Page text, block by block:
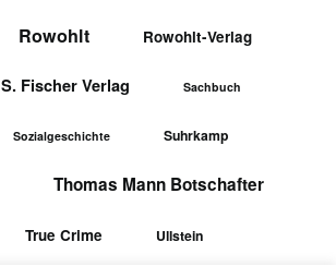
Rowohlt Rowohlt-Verlag
S. Fischer Verlag Sachbuch
Sozialgeschichte Suhrkamp
Thomas Mann Botschafter
True Crime Ullstein